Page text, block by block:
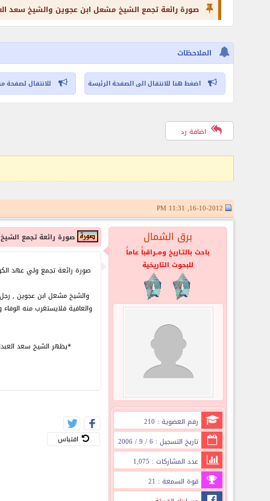
صورة رائعة تجمع الشيخ مشعل ابن عجوين والشيخ سعد
الملاحظات
اضغط هنا للانتقال الى الصفحة الرئيسة للانتقال لصفحة
اضافة رد
برق الشمال
باحث بالتـاريخ ومــراقباً عاماً
للبحوث التاريخية
رقم العضوية : 210
تاريخ التسجيل : 6 / 9 / 2006
عدد المشاركات : 1,075
قوة السمعة : 21
صورة رائعة تجمع
صورة رائعة تجمع ولي عهد
والشيخ مشعل ابن عجوين ,
والعافية فلايستغرب منه
*يظهر الشيخ سعد
اقتباس